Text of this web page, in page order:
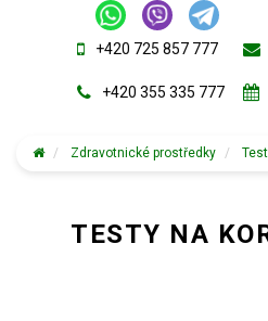
+420 725 857 777
+420 355 335 777
Zdravotnické prostředky
TESTY NA